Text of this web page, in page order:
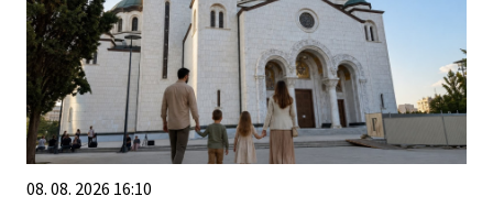
08. 08. 2026 16:10